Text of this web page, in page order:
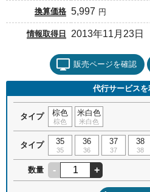
換算価格 5,997 円
情報取得日 2013年11月23日
販売ページを確認
代行サービスを
タイプ 棕色
棕色
米白色
米白色
タイプ 35
35
36
36
37
37
38
38
数量 - +